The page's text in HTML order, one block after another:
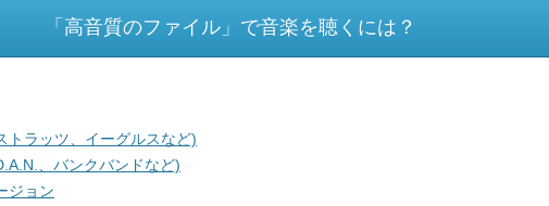
「高音質のファイル」で音楽を聴くには？
トラッツ、イーグルスなど)
、バンクバンドなど)
ジョン